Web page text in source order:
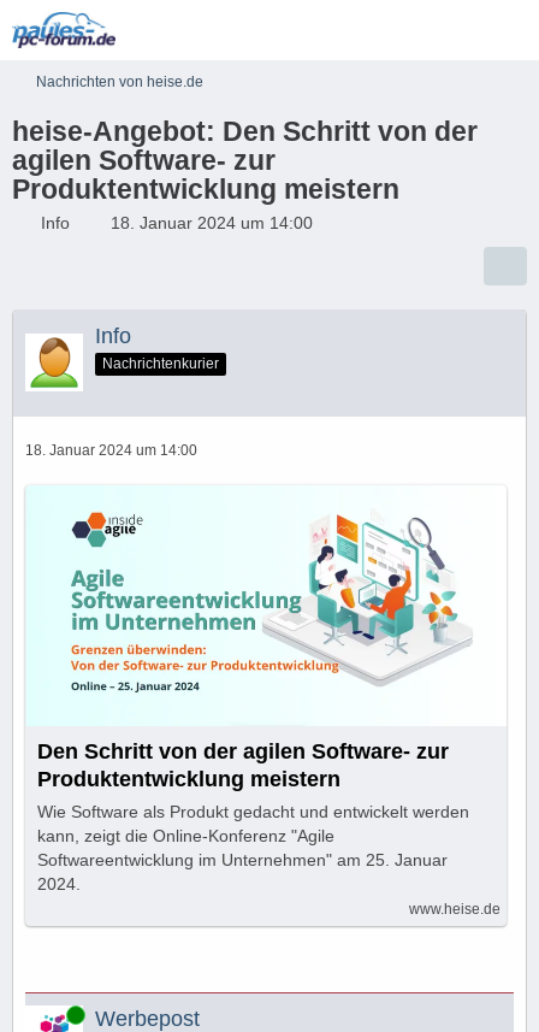
Nachrichten von heise.de
heise-Angebot: Den Schritt von der
agilen Software- zur
Produktentwicklung meistern
Info 18. Januar 2024 um 14:00
Info
Nachrichtenkurier
18. Januar 2024 um 14:00
Den Schritt von der agilen Software- zur
Produktentwicklung meistern
Wie Software als Produkt gedacht und entwickelt werden
kann, zeigt die Online-Konferenz "Agile
Softwareentwicklung im Unternehmen" am 25. Januar
2024.
www.heise.de
Online Werbepost